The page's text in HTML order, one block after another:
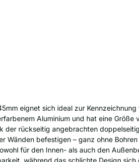
eignet sich ideal zur
Aluminium und hat eine Größe
der rückseitig angebrachten
Wänden befestigen – ganz ohne
für den Innen- als auch den
während das schlichte Design